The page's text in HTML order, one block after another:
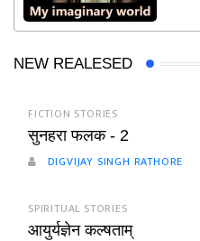
NEW REALESED
FICTION STORIES
सुनहरा फलक - 2
DIGVIJAY SINGH RATHORE
SPIRITUAL STORIES
आयुर्यज्ञेन कल्षताम्